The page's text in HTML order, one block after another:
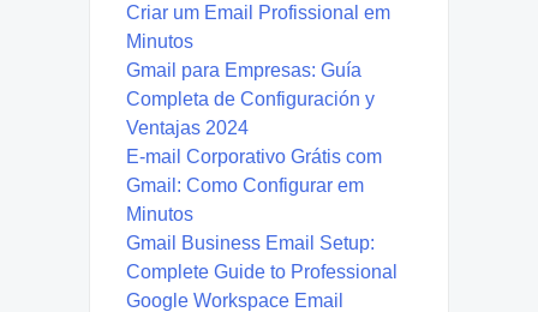
Criar um Email Profissional em
Minutos
Gmail para Empresas: Guía
Completa de Configuración y
Ventajas 2024
E-mail Corporativo Grátis com
Gmail: Como Configurar em
Minutos
Gmail Business Email Setup:
Complete Guide to Professional
Google Workspace Email